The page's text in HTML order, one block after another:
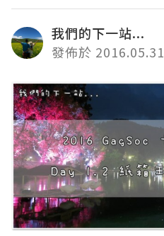
我們的下一站...
發佈於 2016.05.31